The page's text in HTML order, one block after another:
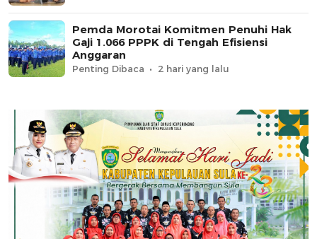
Pemda Morotai Komitmen Penuhi Hak
Gaji 1.066 PPPK di Tengah Efisiensi
Anggaran
Penting Dibaca 2 hari yang lalu